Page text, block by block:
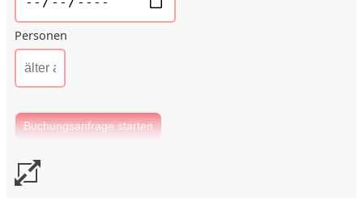
Personen